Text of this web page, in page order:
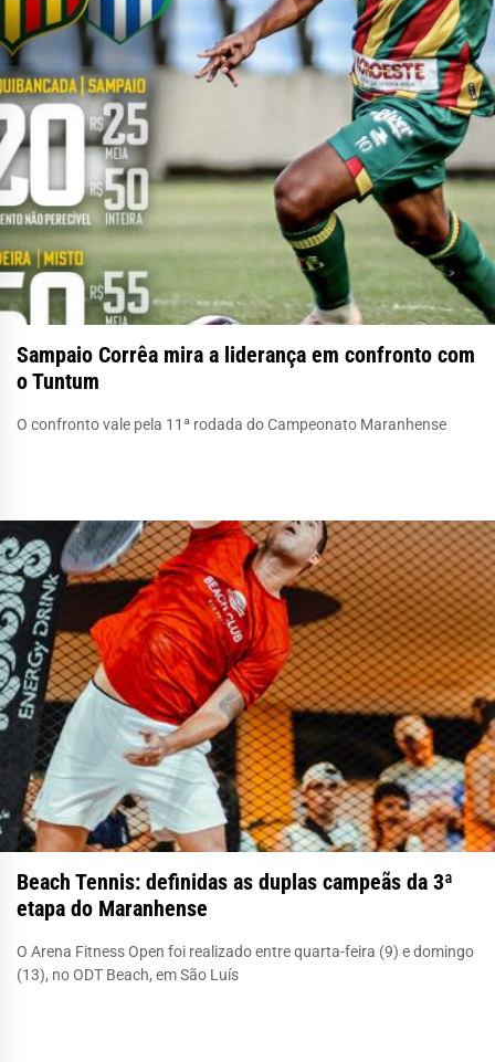
Sampaio Corrêa mira a liderança em confronto com
o Tuntum
O confronto vale pela 11ª rodada do Campeonato Maranhense
Beach Tennis: definidas as duplas campeãs da 3ª
etapa do Maranhense
O Arena Fitness Open foi realizado entre quarta-feira (9) e domingo
(13), no ODT Beach, em São Luís